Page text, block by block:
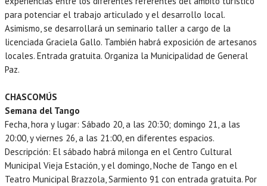
para potenciar el trabajo articulado y el desarrollo local.
Asimismo, se desarrollará un seminario taller a cargo de la
licenciada Graciela Gallo. También habrá exposición de artesanos
locales. Entrada gratuita. Organiza la Municipalidad de General
Paz.
CHASCOMÚS
Semana del Tango
Fecha, hora y lugar: Sábado 20, a las 20:30; domingo 21, a las
20:00, y viernes 26, a las 21:00, en diferentes espacios.
Descripción: El sábado habrá milonga en el Centro Cultural
Municipal Vieja Estación, y el domingo, Noche de Tango en el
Teatro Municipal Brazzola, Sarmiento 91 con entrada gratuita. Por